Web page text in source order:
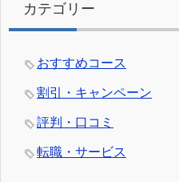
カテゴリー
おすすめコース
割引・キャンペーン
評判・口コミ
転職・サービス